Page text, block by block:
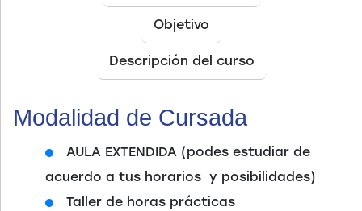
Objetivo
Descripción del curso
Modalidad de Cursada
AULA EXTENDIDA (podes estudiar de
acuerdo a tus horarios y posibilidades)
Taller de horas prácticas